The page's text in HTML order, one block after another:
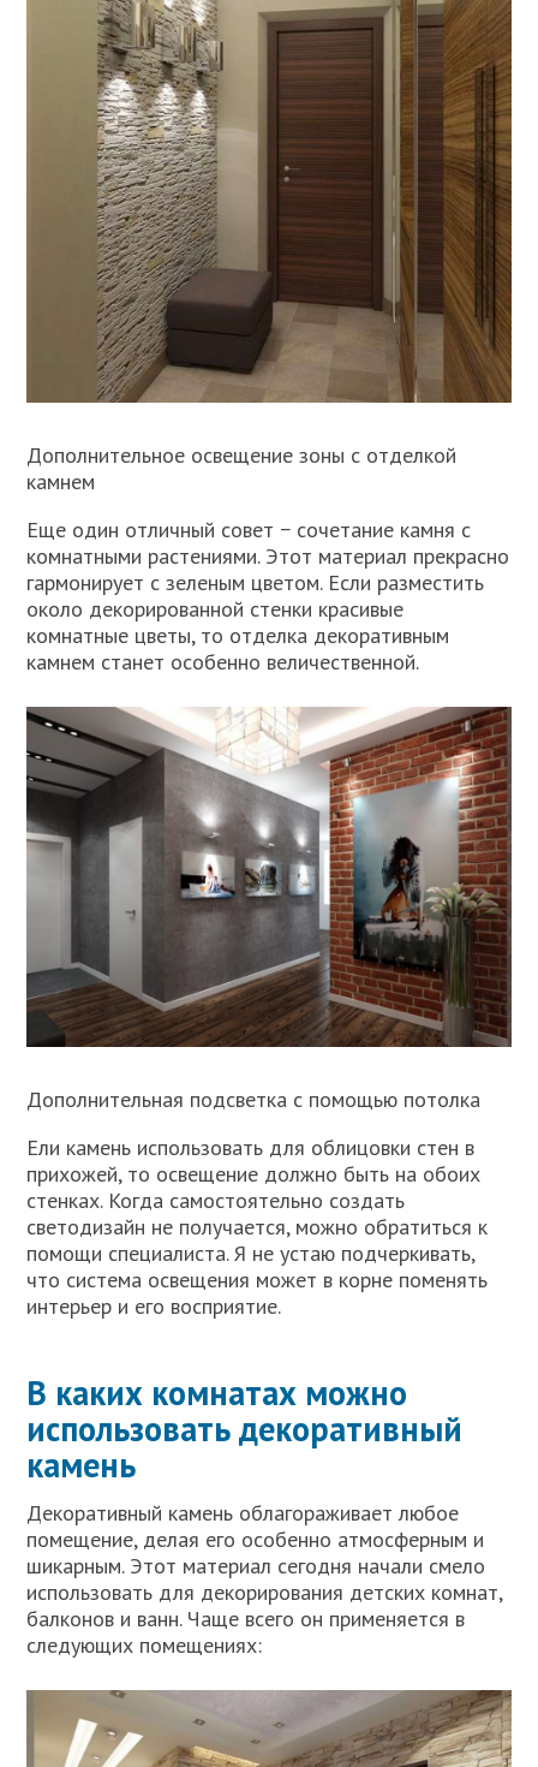
Дополнительное освещение зоны с отделкой
камнем
Еще один отличный совет − сочетание камня с
комнатными растениями. Этот материал прекрасно
гармонирует с зеленым цветом. Если разместить
около декорированной стенки красивые
комнатные цветы, то отделка декоративным
камнем станет особенно величественной.
Дополнительная подсветка с помощью потолка
Ели камень использовать для облицовки стен в
прихожей, то освещение должно быть на обоих
стенках. Когда самостоятельно создать
светодизайн не получается, можно обратиться к
помощи специалиста. Я не устаю подчеркивать,
что система освещения может в корне поменять
интерьер и его восприятие.
В каких комнатах можно
использовать декоративный
камень
Декоративный камень облагораживает любое
помещение, делая его особенно атмосферным и
шикарным. Этот материал сегодня начали смело
использовать для декорирования детских комнат,
балконов и ванн. Чаще всего он применяется в
следующих помещениях: